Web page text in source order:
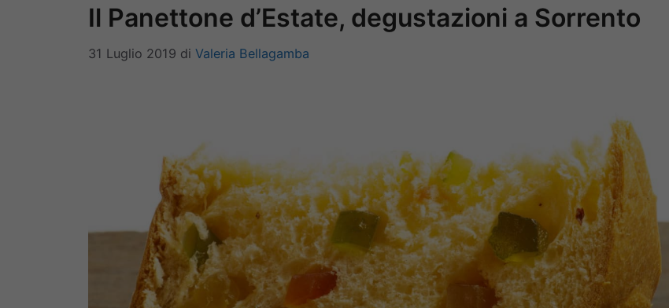
Il Panettone d’Estate, degustazioni a Sorrento
31 Luglio 2019 di Valeria Bellagamba